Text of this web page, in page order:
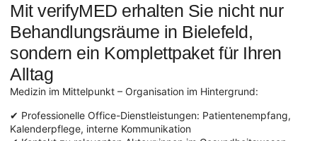
Mit verifyMED erhalten Sie nicht nur
Behandlungsräume in Bielefeld,
sondern ein Komplettpaket für Ihren
Alltag
Medizin im Mittelpunkt – Organisation im Hintergrund:
✔ Professionelle Office-Dienstleistungen: Patientenempfang,
Kalenderpflege, interne Kommunikation